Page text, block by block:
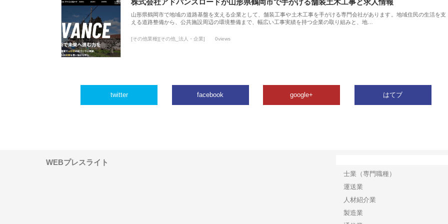
株式会社アドバンスロードが山形県鶴岡市で手がける舗装土木工事と求人情報
山形県鶴岡市で地域の道路基盤を支える企業として、舗装工事や土木工事を手がける専門会社があります。地域住民の生活を支
える道路整備から、公共施設周辺の環境整備まで、幅広い工事実績を持つ企業の取り組みと、地…
[その他業種][その他_法人・企業] 0views
twitter facebook google+ はてブ
WEBプレスライト
士業（専門職種）
運送業
人材紹介業
製造業